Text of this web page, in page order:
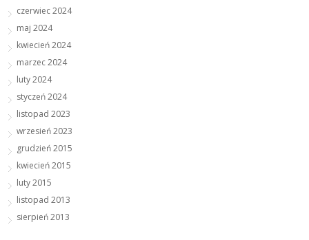
czerwiec 2024
maj 2024
kwiecień 2024
marzec 2024
luty 2024
styczeń 2024
listopad 2023
wrzesień 2023
grudzień 2015
kwiecień 2015
luty 2015
listopad 2013
sierpień 2013